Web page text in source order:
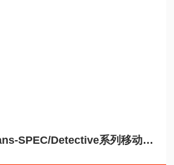
ISO-CART-II trans-SPEC/Detective系列移动分析系统